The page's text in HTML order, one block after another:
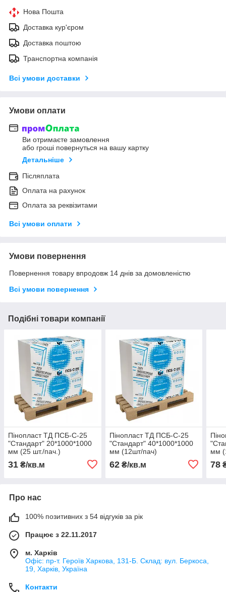
Нова Пошта
Доставка кур'єром
Доставка поштою
Транспортна компанія
Всі умови доставки
Умови оплати
Ви отримаєте замовлення
або гроші повернуться на вашу картку
Детальніше
Післяплата
Оплата на рахунок
Оплата за реквізитами
Всі умови оплати
Умови повернення
Повернення товару впродовж 14 днів за домовленістю
Всі умови повернення
Подібні товари компанії
Пінопласт ТД ПСБ-С-25
"Стандарт" 20*1000*1000
мм (25 шт./пач.)
31 ₴/кв.м
Пінопласт ТД ПСБ-С-25
"Стандарт" 40*1000*1000
мм (12шт/пач)
62₴/кв.м
мм
78
Про нас
100% позитивних з 54 відгуків за рік
Працює з 22.11.2017
м. Харків
Офіс: пр-т. Героїв Харкова, 131-Б. Склад: вул. Беркоса,
19, Харків, Україна
Контакти